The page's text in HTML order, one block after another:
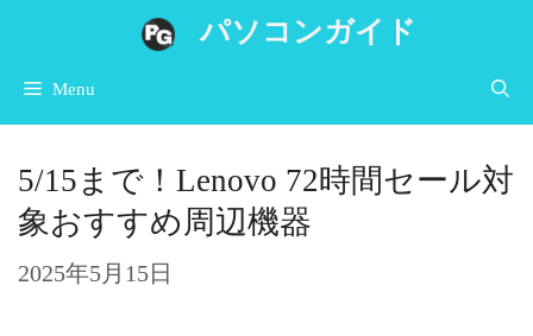
ツ
へ
ス
パソコンガイド
Menu
5/15まで！Lenovo 72時間セール対
象おすすめ周辺機器
2025年5月15日